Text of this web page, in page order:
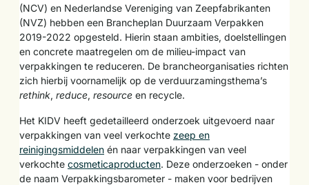
(NCV) en Nederlandse Vereniging van Zeepfabrikanten
(NVZ) hebben een Brancheplan Duurzaam Verpakken
2019-2022 opgesteld. Hierin staan ambities, doelstellingen
en concrete maatregelen om de milieu-impact van
verpakkingen te reduceren. De brancheorganisaties richten
zich hierbij voornamelijk op de verduurzamingsthema’s
rethink, reduce, resource en recycle.
Het KIDV heeft gedetailleerd onderzoek uitgevoerd naar
verpakkingen van veel verkochte zeep en
reinigingsmiddelen én naar verpakkingen van veel
verkochte cosmeticaproducten. Deze onderzoeken - onder
de naam Verpakkingsbarometer - maken voor bedrijven